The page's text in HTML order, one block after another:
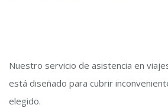
Nuestro servicio de asistencia en
está diseñado para cubrir
elegido.